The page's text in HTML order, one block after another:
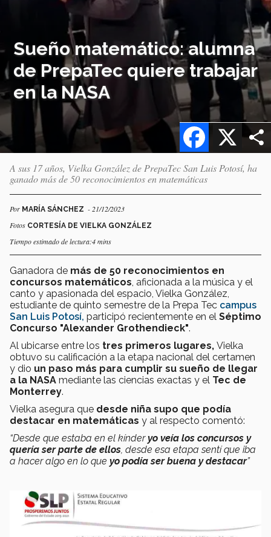
Sueño matemático: alumna
de PrepaTec quiere trabajar
en la NASA
X
Facebook
A sus 17 años, Vielka González de PrepaTec San Luis Potosí, ha
ganado más de 50 reconocimientos en matemáticas
Por MARÍA SÁNCHEZ - 21/12/2023
Fotos CORTESÍA DE VIELKA GONZÁLEZ
Tiempo estimado de lectura:4 mins
Ganadora de más de 50 reconocimientos en
concursos matemáticos , aficionada a la música y el
canto y apasionada del espacio, Vielka González,
estudiante de quinto semestre de la Prepa Tec campus
San Luis Potosí, participó recientemente en el Séptimo
Concurso "Alexander Grothendieck".
Al ubicarse entre los tres primeros lugares, Vielka
obtuvo su calificación a la etapa nacional del certamen
y dio un paso más para cumplir su sueño de llegar
a la NASA mediante las ciencias exactas y el Tec de
Monterrey.
Vielka asegura que desde niña supo que podía
destacar en matemáticas y al respecto comentó:
“Desde que estaba en el kínderyo veía los concursos y
quería ser parte de ellos , desde esa etapa sentí que iba
a hacer algo en lo que yo podía ser buena y destacar”